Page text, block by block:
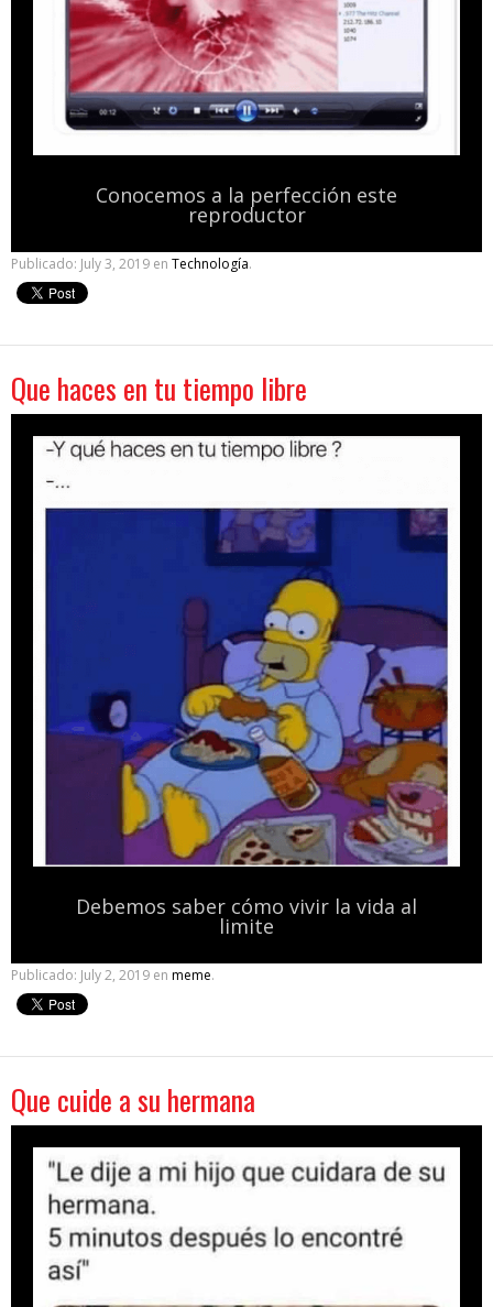
Conocemos a la perfección este
reproductor
Publicado: July 3, 2019 en Technología.
Que haces en tu tiempo libre
Debemos saber cómo vivir la vida al
limite
Publicado: July 2, 2019 en meme.
Que cuide a su hermana